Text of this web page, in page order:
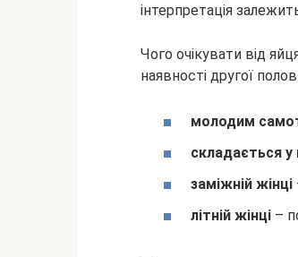
інтерпретація
Чого очікувати від
наявності другої
молодим
складається у
заміжній жінці
літній жінці –